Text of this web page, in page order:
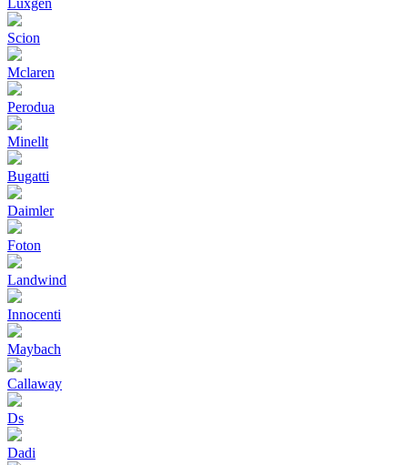
Luxgen
Scion
Mclaren
Perodua
Minellt
Bugatti
Daimler
Foton
Landwind
Innocenti
Maybach
Callaway
Ds
Dadi